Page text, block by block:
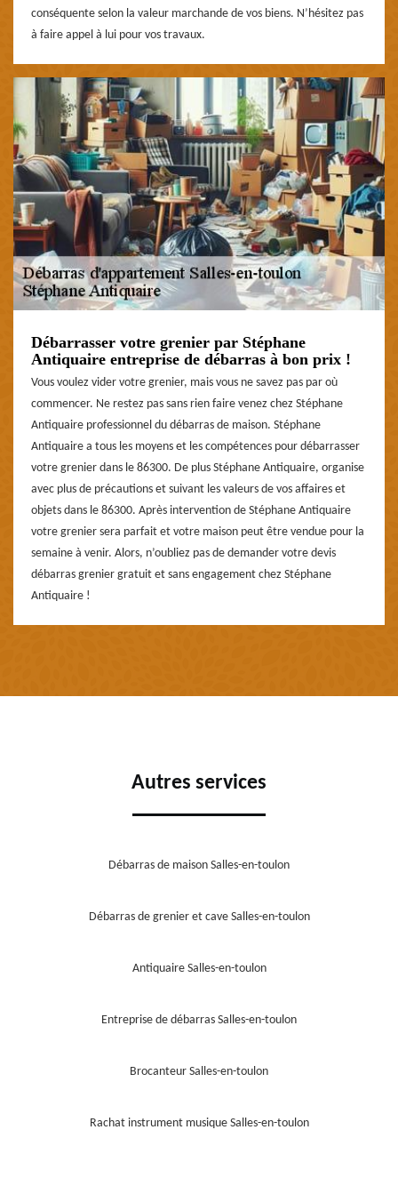
conséquente selon la valeur marchande de vos biens. N’hésitez pas
à faire appel à lui pour vos travaux.
Débarrasser votre grenier par Stéphane
Antiquaire entreprise de débarras à bon prix !
Vous voulez vider votre grenier, mais vous ne savez pas par où
commencer. Ne restez pas sans rien faire venez chez Stéphane
Antiquaire professionnel du débarras de maison. Stéphane
Antiquaire a tous les moyens et les compétences pour débarrasser
votre grenier dans le 86300. De plus Stéphane Antiquaire, organise
avec plus de précautions et suivant les valeurs de vos affaires et
objets dans le 86300. Après intervention de Stéphane Antiquaire
votre grenier sera parfait et votre maison peut être vendue pour la
semaine à venir. Alors, n’oubliez pas de demander votre devis
débarras grenier gratuit et sans engagement chez Stéphane
Antiquaire !
Autres services
Débarras de maison Salles-en-toulon
Débarras de grenier et cave Salles-en-toulon
Antiquaire Salles-en-toulon
Entreprise de débarras Salles-en-toulon
Brocanteur Salles-en-toulon
Rachat instrument musique Salles-en-toulon